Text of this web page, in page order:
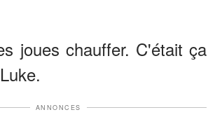
joues chauffer. C'était ça
ANNONCES